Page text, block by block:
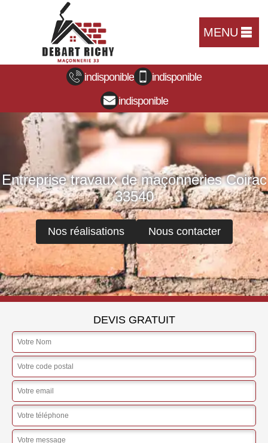
MENU
indisponible
indisponible
indisponible
Entreprise travaux de maçonneries Coirac
33540
Nos réalisations Nous contacter
DEVIS GRATUIT